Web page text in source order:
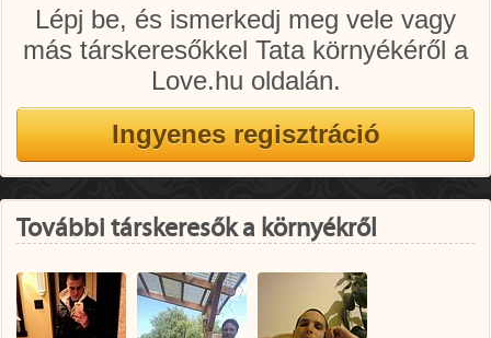
Lépj be, és ismerkedj meg vele vagy
más társkeresőkkel Tata környékéről a
Love.hu oldalán.
További társkeresők a környékről